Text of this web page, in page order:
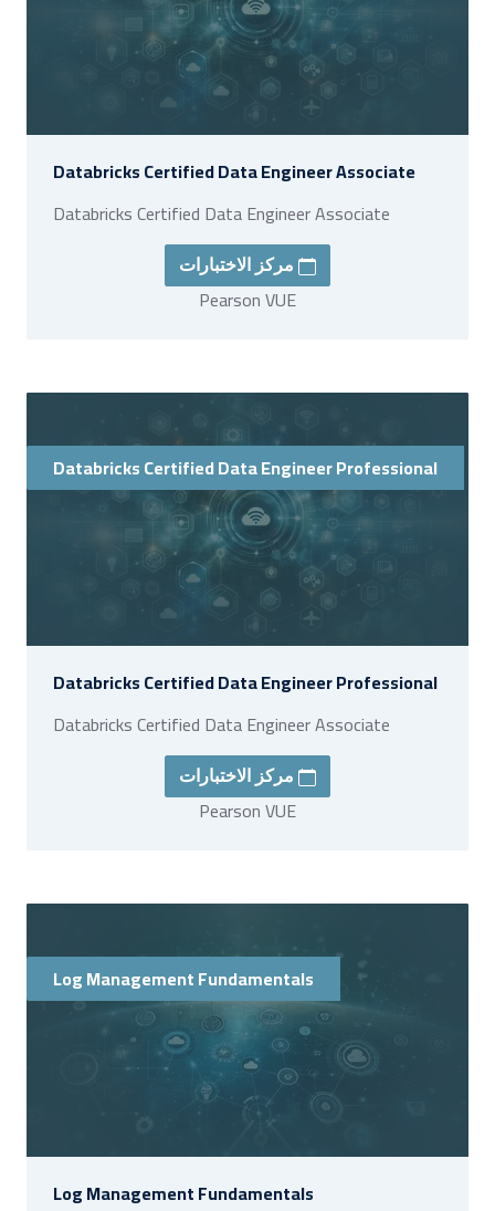
Databricks Certified Data Engineer Associate
Databricks Certified Data Engineer Associate
مركز الاختبارات
Pearson VUE
Databricks Certified Data Engineer Professional
Databricks Certified Data Engineer Professional
Databricks Certified Data Engineer Associate
مركز الاختبارات
Pearson VUE
Log Management Fundamentals
Log Management Fundamentals